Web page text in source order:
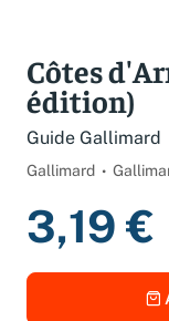
Côtes
édition)
Guide Gallimard
Gallimard
3,19 €